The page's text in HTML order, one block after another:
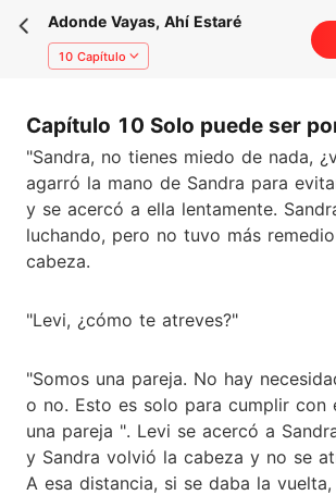
Adonde Vayas, Ahí Estaré
10 Capítulo
Capítulo 10 Solo puede ser
"Sandra, no tienes miedo de nada,
agarró la mano de Sandra para
y se acercó a ella lentamente.
luchando, pero no tuvo más
cabeza.
"Levi, ¿cómo te atreves?"
"Somos una pareja. No hay
o no. Esto es solo para cumplir con
una pareja ". Levi se acercó a
y Sandra volvió la cabeza y no se
A esa distancia, si se daba la